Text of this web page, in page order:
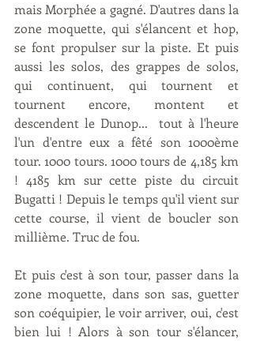
mais Morphée a gagné. D'autres dans la
zone moquette, qui s'élancent et hop,
se font propulser sur la piste. Et puis
aussi les solos, des grappes de solos,
qui continuent, qui tournent et
tournent encore, montent et
descendent le Dunop...  tout à l'heure
l'un d'entre eux a fêté son 1000ème
tour. 1000 tours. 1000 tours de 4,185 km
! 4185 km sur cette piste du circuit
Bugatti ! Depuis le temps qu'il vient sur
cette course, il vient de boucler son
millième. Truc de fou.
Et puis c'est à son tour, passer dans la
zone moquette, dans son sas, guetter
son coéquipier, le voir arriver, oui, c'est
bien lui ! Alors à son tour s'élancer,